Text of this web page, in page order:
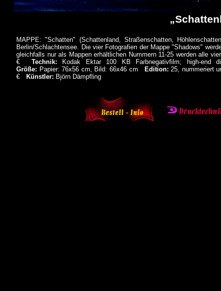
MAPPE: "Schatten" (Schattenland, Straßenschatten,
Berlin/Schlachtensee. Die vier Fotografien der Mappe "Shadows"
gleichfalls nur als Mappen erhältlichen Nummern 11-25 werden alle
€ Technik: Kodak Ektar 100 KB Farbnegativfilm; high-
Größe: Papier: 76x56 cm, Bild: 66x46 cm Edition: 25, nummeriert
€Künstler: Björn Dämpfling